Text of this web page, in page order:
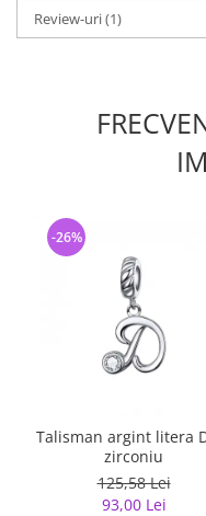
Review-uri(1)
Talisman argint litera
zirconiu
125,58 Lei
93,00 Lei
-26%